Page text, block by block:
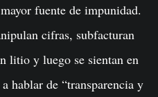
fuente de impunidad.
cifras, subfacturan
litio y luego se sientan en
hablar de “transparencia y